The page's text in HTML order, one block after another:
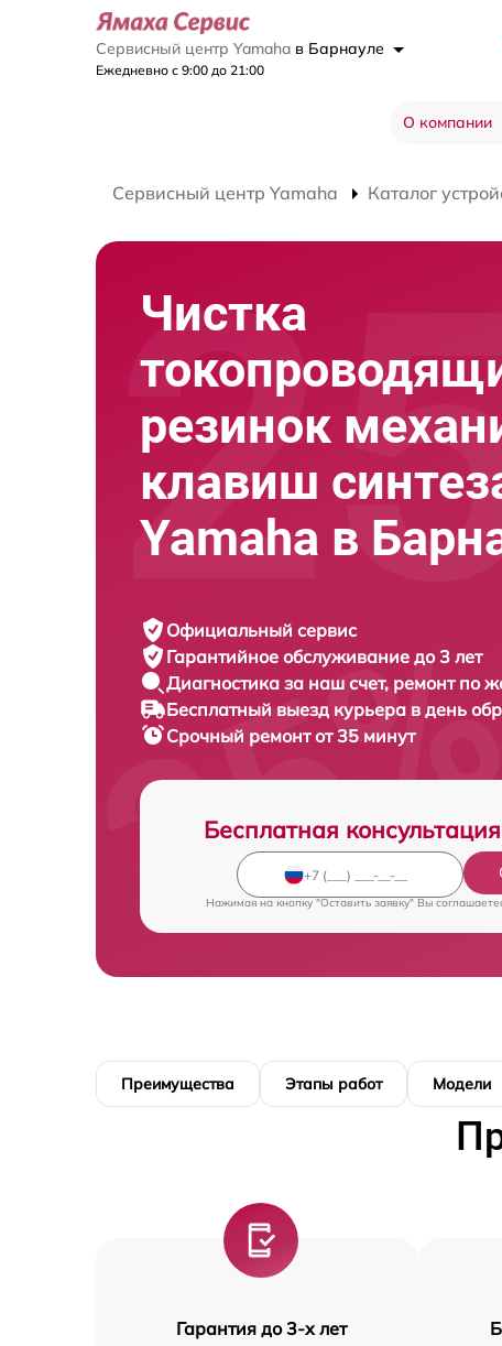
Сервисный центр Yamaha в Барнауле
Ежедневно с 9:00 до 21:00
О компании
Сервисный центр Yamaha Каталог
Чистка
резинок
клавиш
Yamaha в
Официальный сервис
Гарантийное обслуживание до 3 лет
Диагностика за наш счет, ремонт по
Бесплатный выезд курьера в день
Срочный ремонтот 35 минут
Бесплатная
Нажимая на кнопку "Оставить заявку" Вы
Преимущества Этапы работ Модели
Гарантия до 3-х лет